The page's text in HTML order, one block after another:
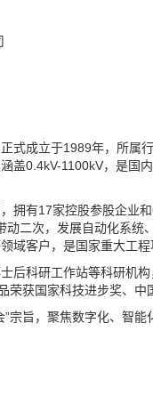
式成立于1989年，所属
盖0.4kV-1100kV，是国
拥有17家控股参股企业
动二次，发展自动化系
域客户，是国家重大工
后科研工作站等科研机
获国家科技进步奖、中
宗旨，聚焦数字化、智